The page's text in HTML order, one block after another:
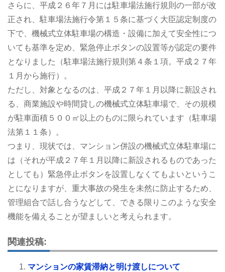
さらに、平成２６年７月には駐車場法施行規則の一部が改
正され、駐車場法施行令第１５条に基づく大臣認定制度の
下で、機械式立体駐車場の構造・設備に加えて安全性につ
いても基準を定め、緊急停止ボタンの設置等が認定の要件
となりました（駐車場法施行規則第４条１項。平成２７年
１月から施行）。
ただし、対象となるのは、平成２７年１月以降に新設され
る、商業施設や時間貸しの機械式立体駐車場で、その規模
が駐車面積５００㎡以上のものに限られています（駐車場
法第１１条）。
つまり、現状では、マンション併設の機械式立体駐車場に
は（それが平成２７年１月以降に新設されるものであった
としても）緊急停止ボタンを設置しなくてもよいというこ
とになりますが、重大事故の発生を未然に防止するため、
管理組合で話し合うなどして、できる限りこのような安全
機能を備えることが望ましいと考えられます。
関連投稿:
マンションの家賃滞納と明け渡しについて